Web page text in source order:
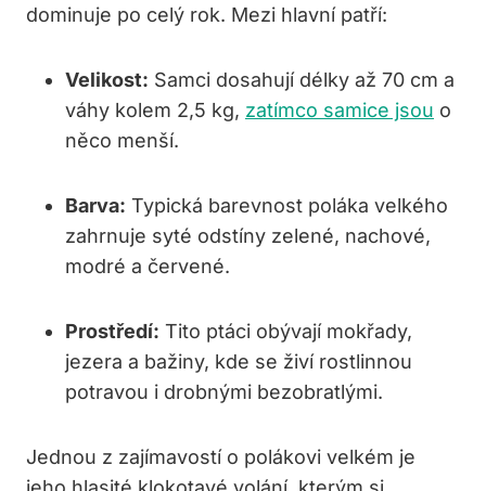
dominuje po celý⁢ rok. Mezi hlavní‌ patří:
Velikost: Samci dosahují délky až 70 cm a
váhy kolem ⁣2,5 kg, zatímco samice jsou o
‍něco menší.
Barva: Typická barevnost poláka velkého
zahrnuje⁤ syté ⁣odstíny ⁤zelené, nachové,
modré a červené.
Prostředí: Tito ⁤ptáci obývají mokřady,
jezera a bažiny, kde se živí rostlinnou
potravou i⁣ drobnými bezobratlými.
Jednou z zajímavostí o polákovi‌ velkém je